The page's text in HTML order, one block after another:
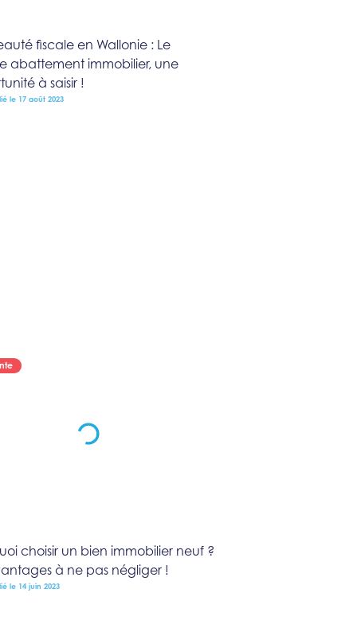
fiscale en Wallonie : Le
abattement immobilier, une
à saisir !
le 17 août 2023
choisir un bien immobilier neuf ?
à ne pas négliger !
le 14 juin 2023